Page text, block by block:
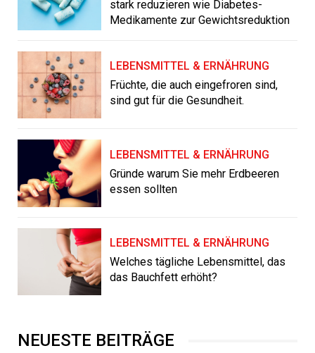
stark reduzieren wie Diabetes-
Medikamente zur Gewichtsreduktion
LEBENSMITTEL & ERNÄHRUNG
Früchte, die auch eingefroren sind,
sind gut für die Gesundheit.
LEBENSMITTEL & ERNÄHRUNG
Gründe warum Sie mehr Erdbeeren
essen sollten
LEBENSMITTEL & ERNÄHRUNG
Welches tägliche Lebensmittel, das
das Bauchfett erhöht?
NEUESTE BEITRÄGE